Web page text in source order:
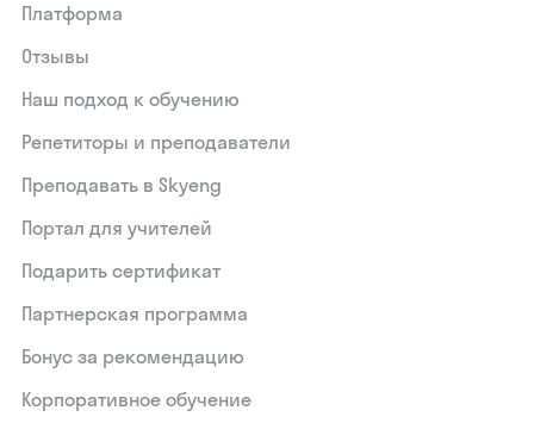
Платформа
Отзывы
Наш подход к обучению
Репетиторы и преподаватели
Преподавать в Skyeng
Портал для учителей
Подарить сертификат
Партнерская программа
Бонус за рекомендацию
Корпоративное обучение